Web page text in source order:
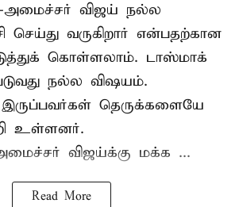
அமைச்சர் விஜய் நல்ல
செய்து வருகிறார் என்பதற்கான
கொள்ளலாம். டாஸ்மாக்
நல்ல விஷயம்.
இருப்பவர்கள் தெருக்களையே
உள்ளனர்.
விஜய்க்கு மக்க ...
Read More